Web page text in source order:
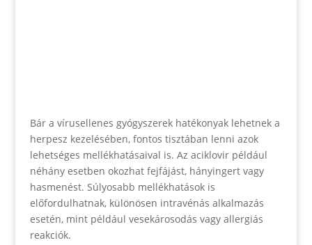
Bár a vírusellenes gyógyszerek hatékonyak lehetnek a
herpesz kezelésében, fontos tisztában lenni azok
lehetséges mellékhatásaival is. Az aciklovir például
néhány esetben okozhat fejfájást, hányingert vagy
hasmenést. Súlyosabb mellékhatások is
előfordulhatnak, különösen intravénás alkalmazás
esetén, mint például vesekárosodás vagy allergiás
reakciók.